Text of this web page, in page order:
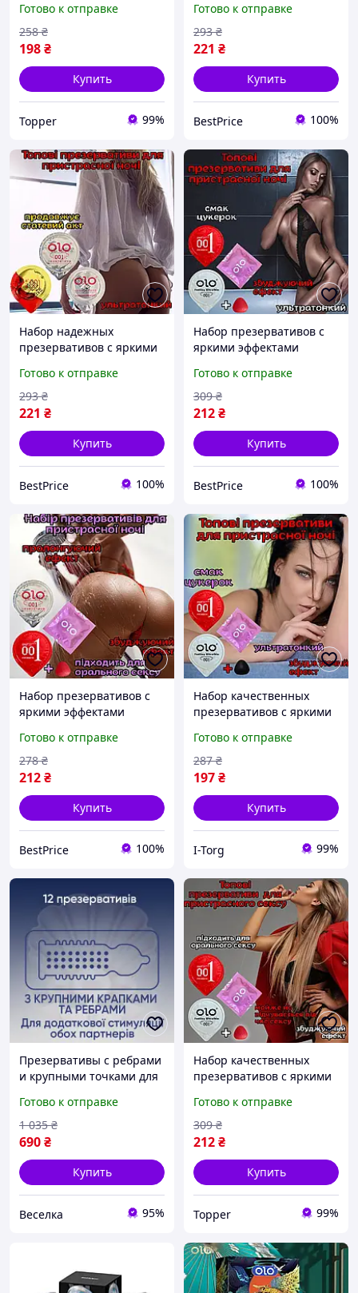
«Extra EliteNight» Для
ярких ощущений
Готово к отправке
198₴
258 ₴
Купить
Topper 99%
новых ощущений в
постели
Готово к отправке
221 ₴
293 ₴
Купить
BestPrice 100%
Набор надежных
презервативов с яркими
«BP14913» Для ярких
ощущений
Готово к отправке
221 ₴
293 ₴
Купить
BestPrice 100%
Набор презервативов с
яркими эффектами
ярких ощущений
Готово к отправке
212₴
309 ₴
Купить
BestPrice 100%
Набор презервативов с
яркими эффектами
ярких ощущений
Готово к отправке
212₴
278 ₴
Купить
BestPrice 100%
Набор качественных
презервативов с яркими
«IT24955» Для ярких
ощущений
Готово к отправке
197₴
287 ₴
Купить
I-Torg 99%
Презервативы с ребрами
и крупными точками для
максимальной
стимуляции 12 шт FLAME
Готово к отправке
690₴
1 035 ₴
Купить
Веселка 95%
Набор качественных
презервативов с яркими
«Extra RedGod»
Незабываемые
ощущения обеспечены
Готово к отправке
212₴
309 ₴
Купить
Topper 99%